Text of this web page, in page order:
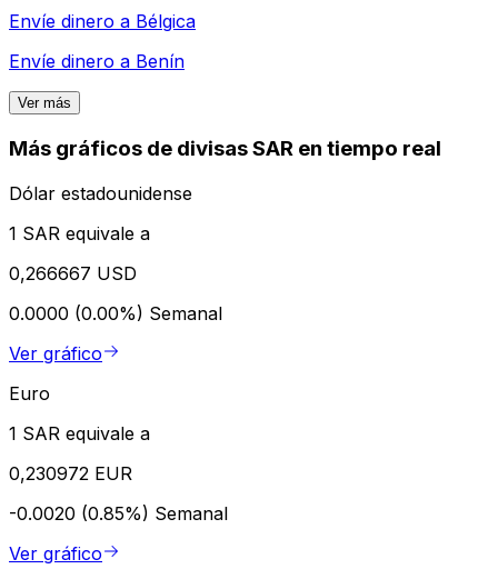
Envíe dinero a Bélgica
Envíe dinero a Benín
Ver más
Más gráficos de divisas SAR en tiempo real
Dólar estadounidense
1 SAR equivale a
0,266667 USD
0.0000 (0.00%) Semanal
Ver gráfico
Euro
1 SAR equivale a
0,230972 EUR
-0.0020 (0.85%) Semanal
Ver gráfico